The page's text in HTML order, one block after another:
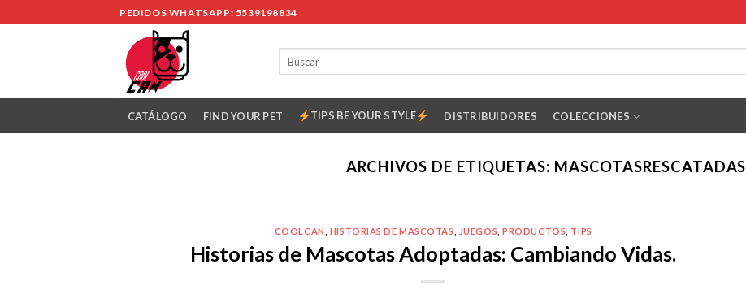
to
PEDIDOS WHATSAPP: 5539198834
CATÁLOGO FIND YOUR PET TIPS BE YOUR STYLE DISTRIBUIDORES COLECCIONES
ARCHIVOS DE ETIQUETAS: MASCOTASRESCATADAS
COOLCAN HISTORIAS DE MASCOTAS JUEGOS ,PRODUCTOS TIPS
Historias de Mascotas Adoptadas: Cambiando Vidas.